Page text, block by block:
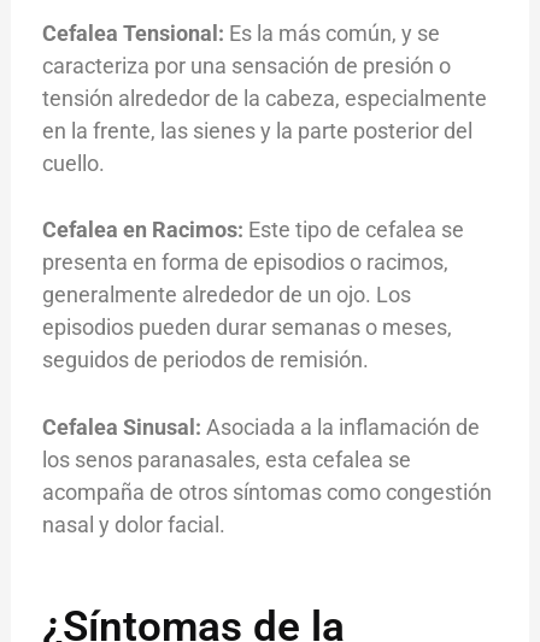
Cefalea Tensional: Es la más común, y se
caracteriza por una sensación de presión o
tensión alrededor de la cabeza, especialmente
en la frente, las sienes y la parte posterior del
cuello.
Cefalea en Racimos: Este tipo de cefalea se
presenta en forma de episodios o racimos,
generalmente alrededor de un ojo. Los
episodios pueden durar semanas o meses,
seguidos de periodos de remisión.
Cefalea Sinusal: Asociada a la inflamación de
los senos paranasales, esta cefalea se
acompaña de otros síntomas como congestión
nasal y dolor facial.
¿Síntomas de la